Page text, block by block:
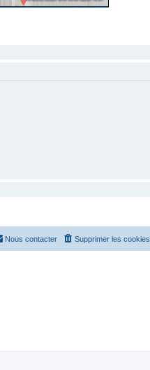
Supprimer les cookies
Nous contacter